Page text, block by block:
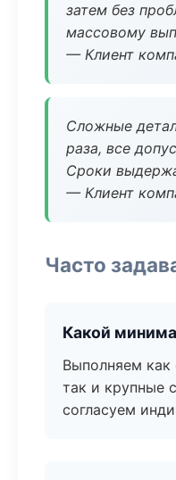
затем без
массовому
— Клиент
Сложные
раза, все
Сроки
— Клиент
Часто
Какой
Выполняем как
так и крупные
согласуем